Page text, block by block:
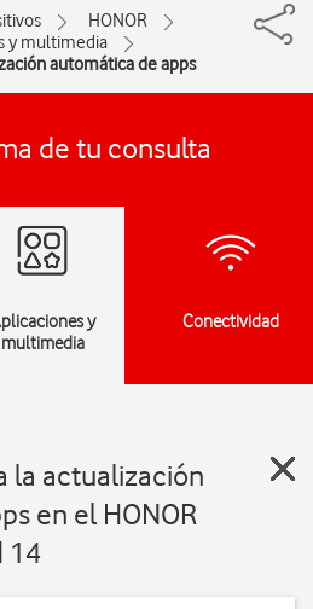
HONOR
y multimedia
automática de apps
de tu consulta
y
multimedia
Conectividad
la actualización
en el HONOR
14